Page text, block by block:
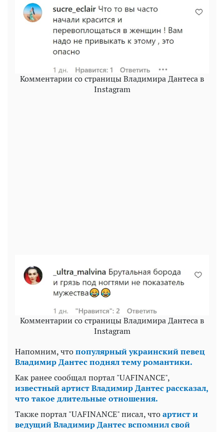
Комментарии со страницы Владимира Дантеса в
Instagram
Комментарии со страницы Владимира Дантеса в
Instagram
Напомним, чтопопулярный украинский певец
Владимир Дантес поднял тему романтики.
Как ранее сообщал портал "UAFINANCE",
известный артист Владимир Дантес рассказал,
что такое длительные отношения.
Также портал "UAFINANCE" писал, чтоартист и
ведущий Владимир Дантес вспомнил свой